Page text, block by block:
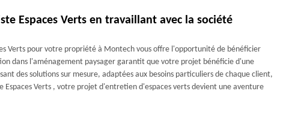
Espaces Verts en travaillant avec la société
Verts pour votre propriété à Montech vous offre l'opportunité de bénéficier
dans l'aménagement paysager garantit que votre projet bénéficie d'une
des solutions sur mesure, adaptées aux besoins particuliers de chaque client,
Verts , votre projet d'entretien d'espaces verts devient une aventure